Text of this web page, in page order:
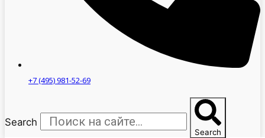
+7 (495) 981-52-69
Search
Search